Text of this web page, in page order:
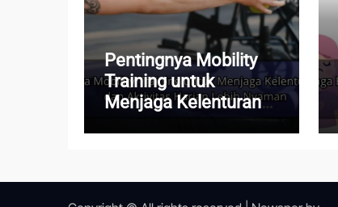
Pentingnya Mobility
Training untuk
Menjaga Kelenturan